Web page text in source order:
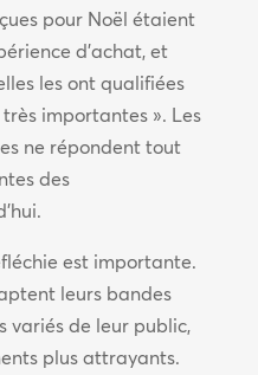
pour Noël étaient
d’achat, et
les ont qualifiées
importantes ». Les
ne répondent tout
des
est importante.
leurs bandes
variés de leur public,
plus attrayants.